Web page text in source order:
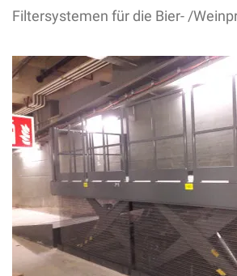
Filtersystemen für die Bier- /